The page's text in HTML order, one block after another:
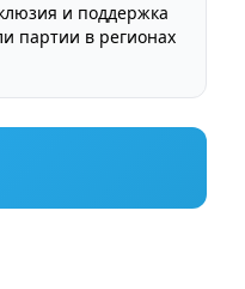
и поддержка
партии в регионах